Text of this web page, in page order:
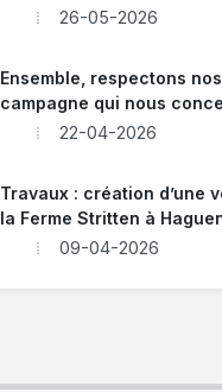
26-05-2026
Ensemble, respectons
campagne qui nous
22-04-2026
Travaux : création d’une
la Ferme Stritten à
09-04-2026